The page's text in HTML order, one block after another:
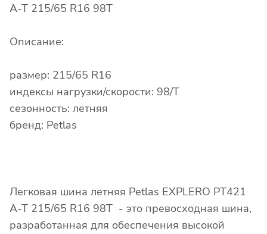
A-T 215/65 R16 98T
Описание:
размер: 215/65 R16
индексы нагрузки/скорости: 98/T
сезонность: летняя
бренд: Petlas
Легковая шина летняя Petlas EXPLERO PT421
A-T 215/65 R16 98T - это превосходная шина,
разработанная для обеспечения высокой